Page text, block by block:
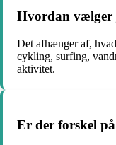
Hvordan vælger
Det afhænger af,
cykling, surfing,
aktivitet.
Er der forskel